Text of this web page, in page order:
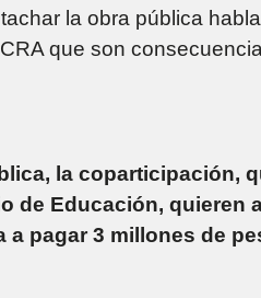
la obra pública
que son
la coparticipación,
de Educación, quieren
pagar 3 millones de